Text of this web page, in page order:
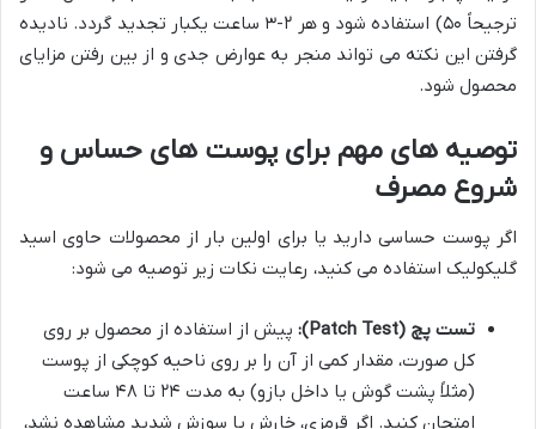
ترجیحاً ۵۰) استفاده شود و هر ۲-۳ ساعت یکبار تجدید گردد. نادیده
گرفتن این نکته می تواند منجر به عوارض جدی و از بین رفتن مزایای
محصول شود.
توصیه های مهم برای پوست های حساس و
شروع مصرف
اگر پوست حساسی دارید یا برای اولین بار از محصولات حاوی اسید
گلیکولیک استفاده می کنید، رعایت نکات زیر توصیه می شود:
تست پچ (Patch Test):
پیش از استفاده از محصول بر روی
کل صورت، مقدار کمی از آن را بر روی ناحیه کوچکی از پوست
(مثلاً پشت گوش یا داخل بازو) به مدت ۲۴ تا ۴۸ ساعت
امتحان کنید. اگر قرمزی، خارش یا سوزش شدید مشاهده نشد،